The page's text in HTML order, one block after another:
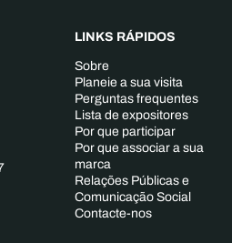
LINKS RÁPIDOS
Sobre
Planeie a sua visita
Perguntas frequentes
Lista de expositores
Por que participar
Por que associar a sua
marca
Relações Públicas e
Comunicação Social
Contacte-nos